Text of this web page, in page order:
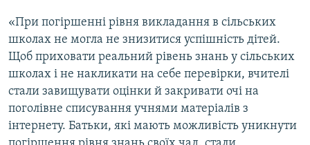
«При погіршенні рівня викладання в сільських
школах не могла не знизитися успішність дітей.
Щоб приховати реальний рівень знань у сільських
школах і не накликати на себе перевірки, вчителі
стали завищувати оцінки й закривати очі на
поголівне списування учнями матеріалів з
інтернету. Батьки, які мають можливість уникнути